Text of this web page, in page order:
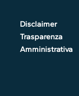
Disclaimer
Trasparenza
Amministrativa